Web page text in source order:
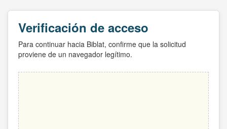
Verificación de acceso
Para continuar hacia Biblat, confirme que la solicitud
proviene de un navegador legítimo.